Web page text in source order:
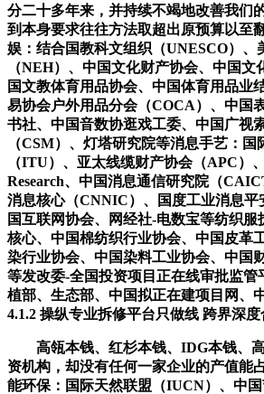
分二十多年来，并持续不竭地改善我们
到本身要求往往方法取超出原预算以至
娱：结合国教科文组织（UNESCO）、
（NEH）、中国文化财产协会、中国文
国文教体育用品协会、中国体育用品业
易协会户外用品分会（COCA）、中国
书社、中国音数协逛戏工委、中国广视
（CSM）、灯塔研究院等消息手艺：国
（ITU）、亚太线缆财产协会（APC）
Research、中国消息通信研究院（
消息核心（CNNIC）、国度工业消息平
国互联网协会、网经社-电数宝等纺织服
核心、中国棉纺织行业协会、中国皮革
染行业协会、中国染料工业协会、中国
等发改委-全国投资项目正在线审批监管
植部、生态部、中国拟正在建项目网、
4.1.2 操纵专业拆修平台只做线 跨界深度
高瓴本钱、红杉本钱、IDG本钱、高
资机构，却没有任何一家企业的产值能
能环保：国际天然联盟（IUCN）、中